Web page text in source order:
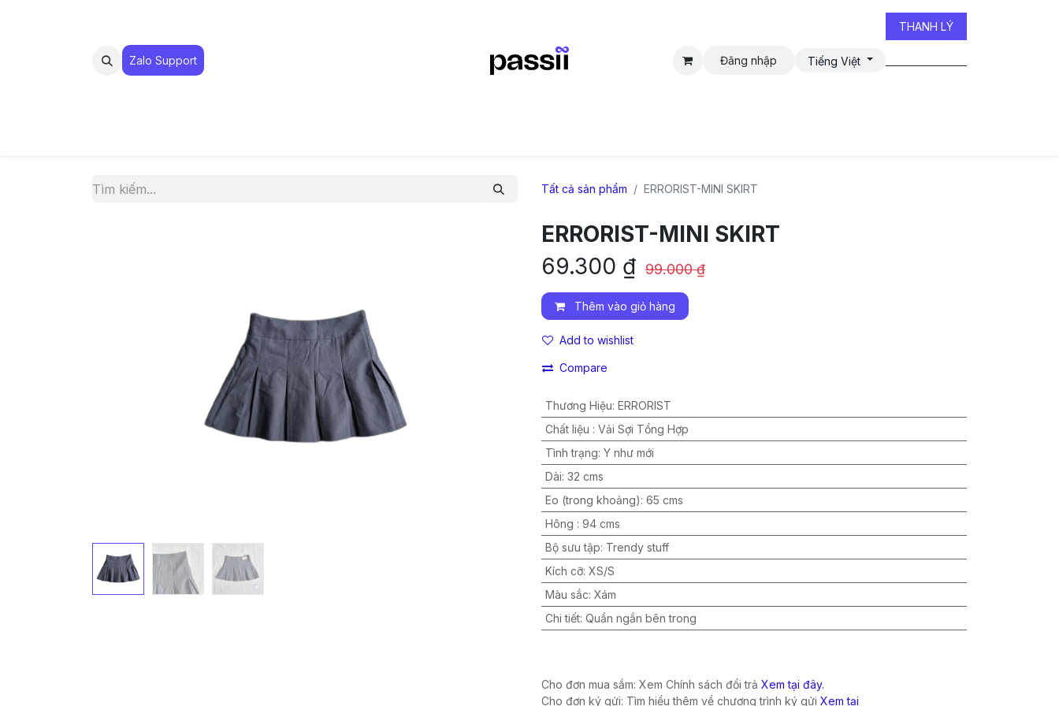
Zalo Suppo​​​​​​rt Đăng nhập Tiếng Việt
THANH LÝ
Tất cả sản phẩm ERRORIST-MINI SKIRT
ERRORIST-MINI SKIRT
69.300 ₫ 99.000₫
Thêm vào giỏ hàng
Add to wishlist
Compare
Thương Hiệu: ERRORIST
Chất liệu : Vải Sợi Tổng Hợp
Tình trạng: Y như mới
Dài: 32 cms
Eo (trong khoảng): 65 cms
Hông : 94 cms
Bộ sưu tập: Trendy stuff
Kích cỡ: XS/S
Màu sắc: Xám
Chi tiết: Quần ngắn bên trong
Cho đơn mua sắm: Xem Chính sách đổi trả Xem tại đây.
Cho đơn ký gửi: Tìm hiểu thêm về chương trình ký gửi Xem tại